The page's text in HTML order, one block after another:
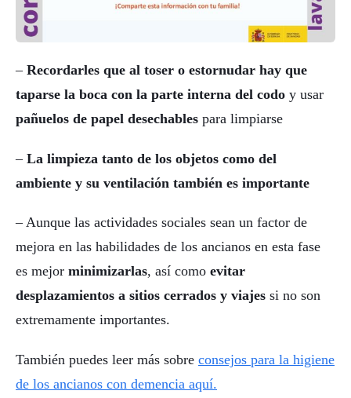
– Recordarles que al toser o estornudar hay que
taparse la boca con la parte interna del codo y usar
pañuelos de papel desechables para limpiarse
– La limpieza tanto de los objetos como del
ambiente y su ventilación también es importante
– Aunque las actividades sociales sean un factor de
mejora en las habilidades de los ancianos en esta fase
es mejor minimizarlas, así como evitar
desplazamientos a sitios cerrados y viajes si no son
extremamente importantes.
También puedes leer más sobre consejos para la higiene
de los ancianos con demencia aquí.